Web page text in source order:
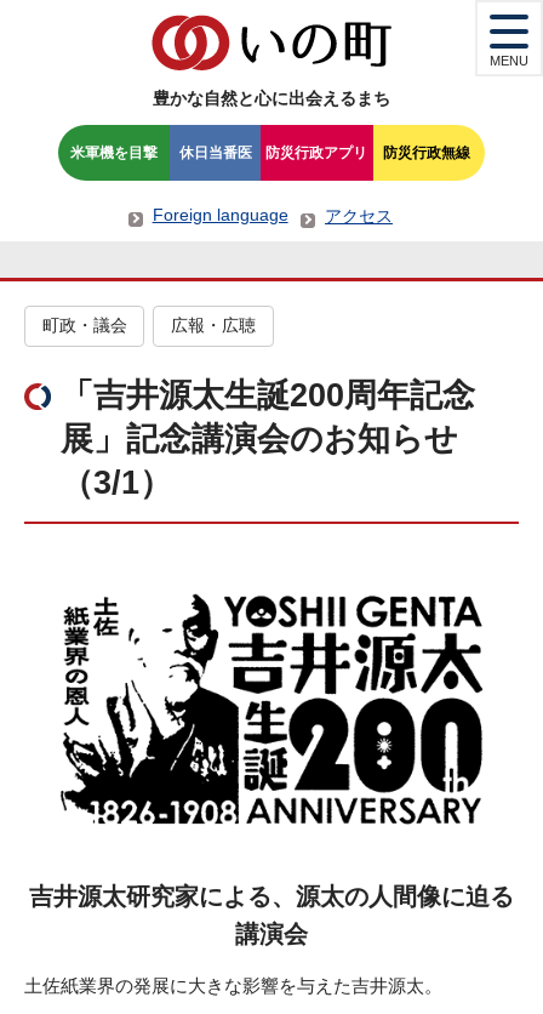
豊かな自然と心に出会えるまち
米軍機を目撃 休日当番医 防災行政アプリ 防災行政無線
Foreign language アクセス
MENU
町政・議会 広報・広聴
「吉井源太生誕200周年記念
展」記念講演会のお知らせ
（3/1）
吉井源太研究家による、源太の人間像に迫る
講演会
土佐紙業界の発展に大きな影響を与えた吉井源太。